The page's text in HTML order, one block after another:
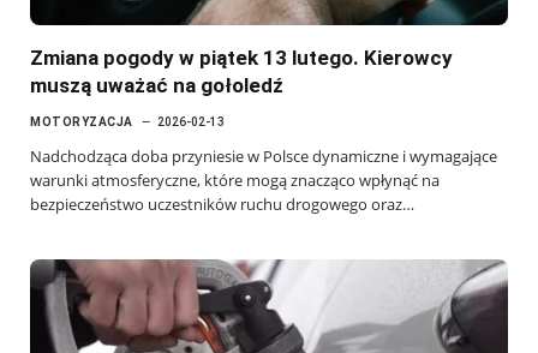
Zmiana pogody w piątek 13 lutego. Kierowcy
muszą uważać na gołoledź
MOTORYZACJA 2026-02-13
Nadchodząca doba przyniesie w Polsce dynamiczne i wymagające
warunki atmosferyczne, które mogą znacząco wpłynąć na
bezpieczeństwo uczestników ruchu drogowego oraz…